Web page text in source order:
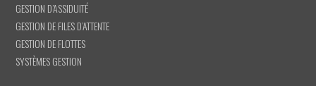
GESTION D’ASSIDUITÉ
GESTION DE FILES D’ATTENTE
GESTION DE FLOTTES
SYSTÈMES GESTION